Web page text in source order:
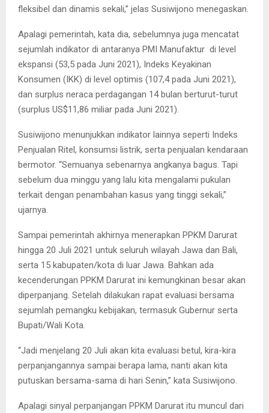
fleksibel dan dinamis sekali,” jelas Susiwijono menegaskan.
Apalagi pemerintah, kata dia, sebelumnya juga mencatat
sejumlah indikator di antaranya PMI Manufaktur di level
ekspansi (53,5 pada Juni 2021), Indeks Keyakinan
Konsumen (IKK) di level optimis (107,4 pada Juni 2021),
dan surplus neraca perdagangan 14 bulan berturut-turut
(surplus US$11,86 miliar pada Juni 2021).
Susiwijono menunjukkan indikator lainnya seperti Indeks
Penjualan Ritel, konsumsi listrik, serta penjualan kendaraan
bermotor. “Semuanya sebenarnya angkanya bagus. Tapi
sebelum dua minggu yang lalu kita mengalami pukulan
terkait dengan penambahan kasus yang tinggi sekali,”
ujarnya.
Sampai pemerintah akhirnya menerapkan PPKM Darurat
hingga 20 Juli 2021 untuk seluruh wilayah Jawa dan Bali,
serta 15 kabupaten/kota di luar Jawa. Bahkan ada
kecenderungan PPKM Darurat ini kemungkinan besar akan
diperpanjang. Setelah dilakukan rapat evaluasi bersama
sejumlah pemangku kebijakan, termasuk Gubernur serta
Bupati/Wali Kota.
“Jadi menjelang 20 Juli akan kita evaluasi betul, kira-kira
perpanjangannya sampai berapa lama, nanti akan kita
putuskan bersama-sama di hari Senin,” kata Susiwijono.
Apalagi sinyal perpanjangan PPKM Darurat itu muncul dari